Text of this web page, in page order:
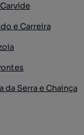
e Carreira
da Serra e Chainça